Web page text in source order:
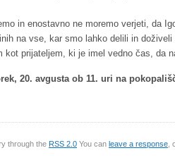
in enostavno ne moremo verjeti, da
na vse, kar smo lahko delili in
prijateljem, ki je imel vedno čas, da
20. avgusta ob 11. uri na
through the RSS 2.0 You can leave a response ,